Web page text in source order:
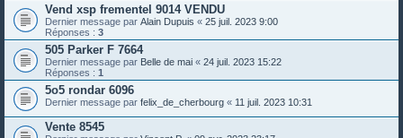
Vend xsp frementel 9014 VENDU
Dernier message par Alain Dupuis « 25 juil. 2023 9:00
Réponses : 3
505 Parker F 7664
Dernier message par Belle de mai « 24 juil. 2023 15:22
Réponses : 1
5o5 rondar 6096
Dernier message par felix_de_cherbourg « 11 juil. 2023 10:31
Vente 8545